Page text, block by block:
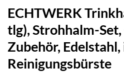
ECHTWERK
tlg), Strohhalm-
Zubehör,
Reinigungsbürste